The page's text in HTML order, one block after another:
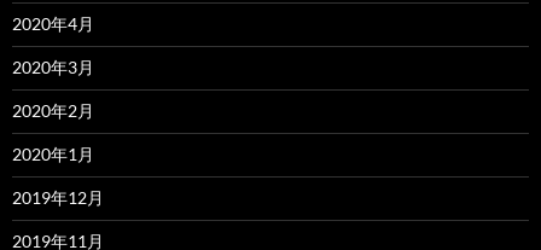
2020年4月
2020年3月
2020年2月
2020年1月
2019年12月
2019年11月